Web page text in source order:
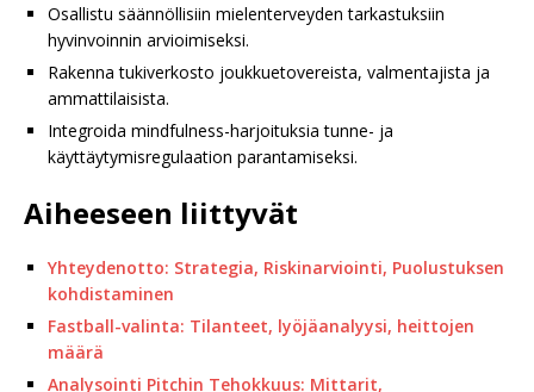
Osallistu säännöllisiin mielenterveyden tarkastuksiin
hyvinvoinnin arvioimiseksi.
Rakenna tukiverkosto joukkuetovereista, valmentajista ja
ammattilaisista.
Integroida mindfulness-harjoituksia tunne- ja
käyttäytymisregulaation parantamiseksi.
Aiheeseen liittyvät
Yhteydenotto: Strategia, Riskinarviointi, Puolustuksen
kohdistaminen
Fastball-valinta: Tilanteet, lyöjäanalyysi, heittojen
määrä
Analysointi Pitchin Tehokkuus: Mittarit,